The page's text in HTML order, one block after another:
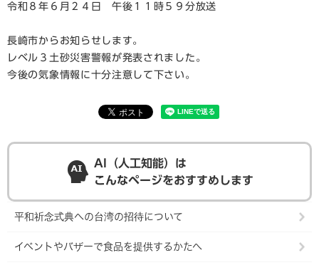
令和８年６月２４日 午後１１時５９分放送
長崎市からお知らせします。
レベル３土砂災害警報が発表されました。
今後の気象情報に十分注意して下さい。
AI（人工知能）は
こんなページをおすすめします
平和祈念式典への台湾の招待について
イベントやバザーで食品を提供するかたへ